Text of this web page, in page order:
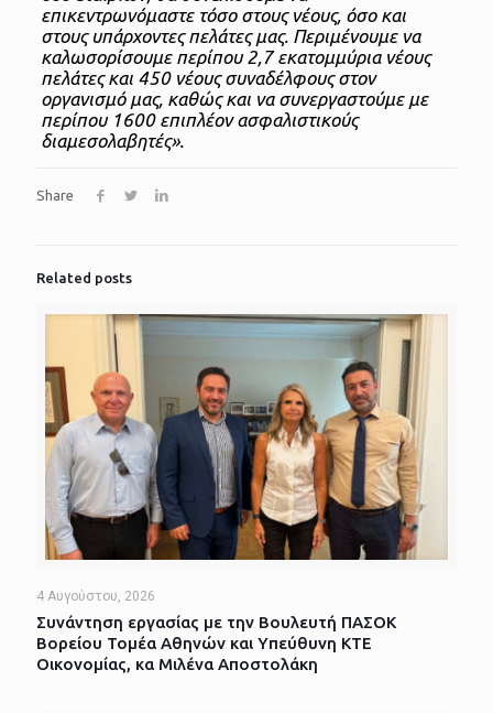
επικεντρωνόμαστε τόσο στους νέους, όσο και
στους υπάρχοντες πελάτες μας. Περιμένουμε να
καλωσορίσουμε περίπου 2,7 εκατομμύρια νέους
πελάτες και 450 νέους συναδέλφους στον
οργανισμό μας, καθώς και να συνεργαστούμε με
περίπου 1600 επιπλέον ασφαλιστικούς
διαμεσολαβητές».
Share
Related posts
4 Αυγούστου, 2026
Συνάντηση εργασίας με την Βουλευτή ΠΑΣΟΚ
Βορείου Τομέα Αθηνών και Υπεύθυνη ΚΤΕ
Οικονομίας, κα Μιλένα Αποστολάκη